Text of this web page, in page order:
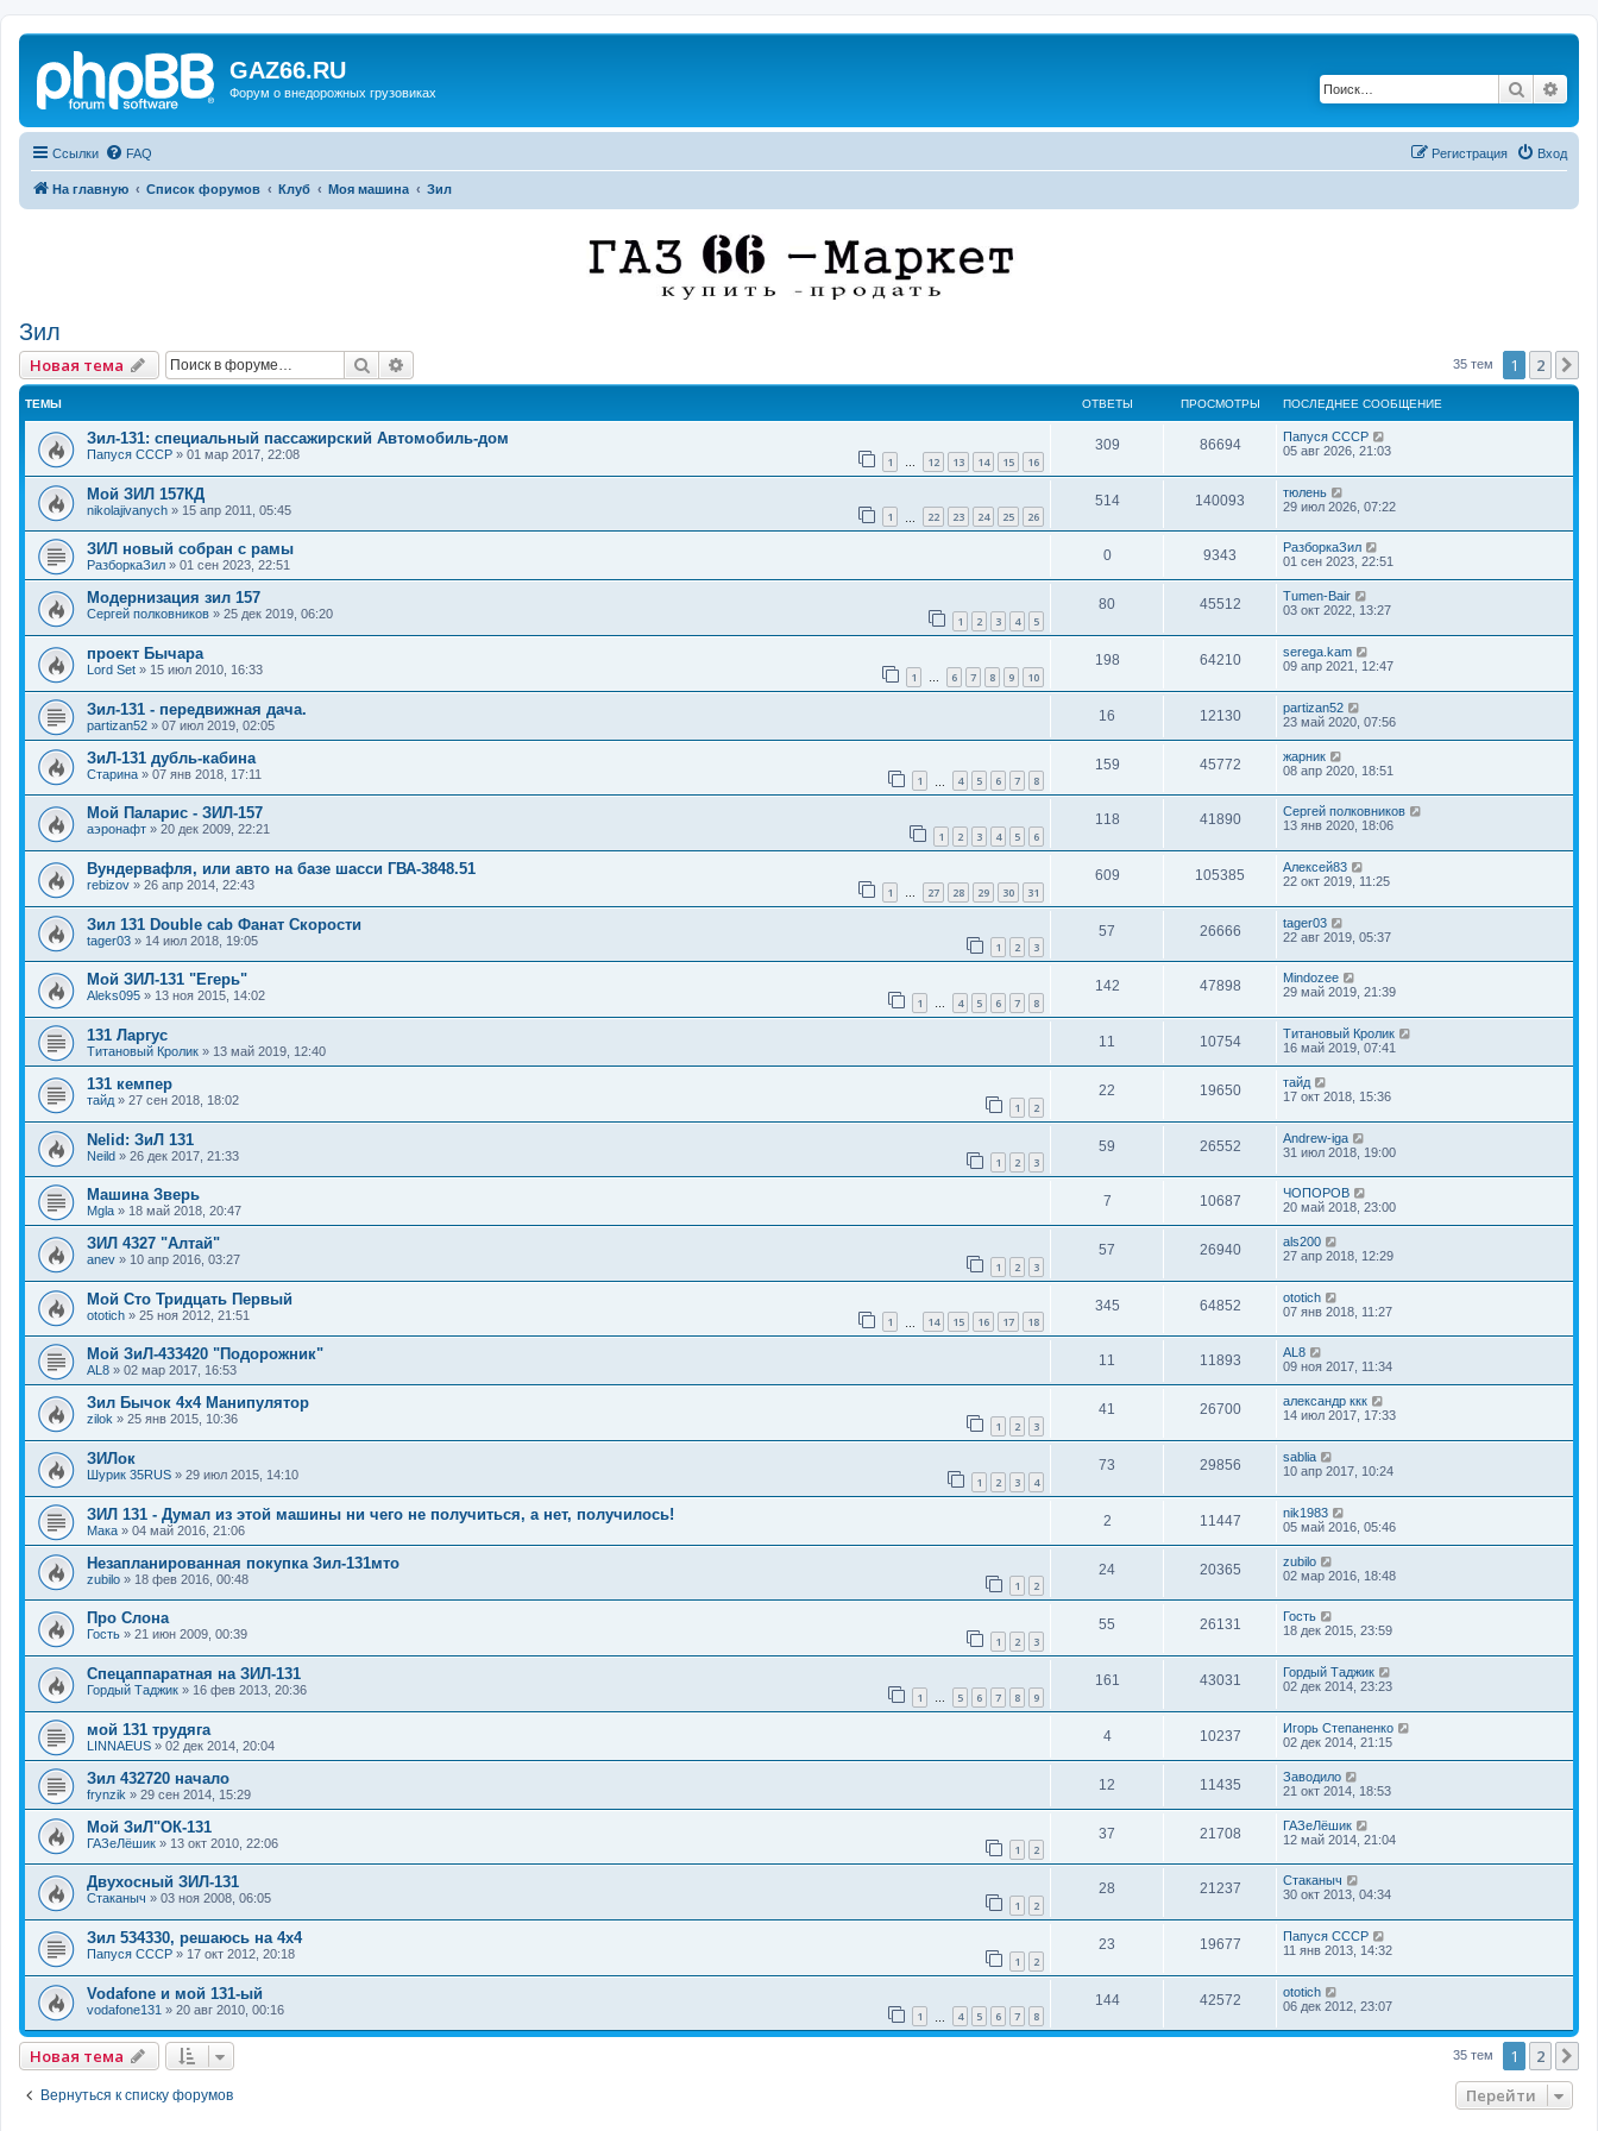
GAZ66.RU
Форум о внедорожных грузовиках Поиск
Ссылки FAQ Вход
Регистрация
На главную Список форумов Клуб Моя машина Зил
Зил
Новая тема Поиск 35 тем 1 2
ТЕМЫ ОТВЕТЫ ПРОСМОТРЫ ПОСЛЕДНЕЕ СООБЩЕНИЕ
Зил-131: специальный пассажирский Автомобиль-дом
Папуся СССР » 01 мар 2017, 22:08 1 … 12 13 14 15 16
309 86694
Папуся СССР
05 авг 2026, 21:03
Мой ЗИЛ 157КД
nikolajivanych » 15 апр 2011, 05:45 1 22 23 24 25 26
514 140093
тюлень
29 июл 2026, 07:22
ЗИЛ новый собран с рамы
РазборкаЗил » 01 сен 2023, 22:51
0 9343
РазборкаЗил
01 сен 2023, 22:51
Модернизация зил 157
Сергей полковников » 25 дек 2019, 06:20 1 2 3 4 5
80 45512
Tumen-Bair
03 окт 2022, 13:27
проект Бычара
Lord Set » 15 июл 2010, 16:33 1 … 6 7 8 9 10
198 64210
serega.kam
09 апр 2021, 12:47
Зил-131 - передвижная дача.
partizan52 » 07 июл 2019, 02:05
16 12130
partizan52
23 май 2020, 07:56
ЗиЛ-131 дубль-кабина
Старина » 07 янв 2018, 17:11 1 4 5 6 7 8
159 45772
жарник
08 апр 2020, 18:51
Мой Паларис - ЗИЛ-157
аэронафт » 20 дек 2009, 22:21 1 2 3 4 5 6
118 41890
Сергей полковников
13 янв 2020, 18:06
Вундервафля, или авто на базе шасси ГВА-3848.51
rebizov » 26 апр 2014, 22:43 1 … 27 28 29 30 31
609 105385
Алексей83
22 окт 2019, 11:25
Зил 131 Double cab Фанат Скорости
tager03 » 14 июл 2018, 19:05 1 2 3
57 26666
tager03
22 авг 2019, 05:37
Мой ЗИЛ-131 "Егерь"
Aleks095 » 13 ноя 2015, 14:02 1 … 4 5 6 7 8
142 47898
Mindozee
29 май 2019, 21:39
131 Ларгус
Титановый Кролик » 13 май 2019, 12:40
11 10754
Титановый Кролик
16 май 2019, 07:41
131 кемпер
тайд » 27 сен 2018, 18:02 1 2
22 19650
тайд
17 окт 2018, 15:36
Nelid: ЗиЛ 131
Neild » 26 дек 2017, 21:33 1 2 3
59 26552
Andrew-iga
31 июл 2018, 19:00
Машина Зверь
Mgla » 18 май 2018, 20:47
7 10687
ЧОПОРОВ
20 май 2018, 23:00
ЗИЛ 4327 "Алтай"
anev » 10 апр 2016, 03:27 1 2 3
57 26940
als200
27 апр 2018, 12:29
Мой Сто Тридцать Первый
ototich » 25 ноя 2012, 21:51 1 14 15 16 17 18
345 64852
ototich
07 янв 2018, 11:27
Мой ЗиЛ-433420 "Подорожник"
AL8 » 02 мар 2017, 16:53
11 11893
AL8
09 ноя 2017, 11:34
Зил Бычок 4х4 Манипулятор
zilok » 25 янв 2015, 10:36 1 2 3
41 26700
александр ккк
14 июл 2017, 17:33
ЗИЛок
Шурик 35RUS » 29 июл 2015, 14:10 1 2 3 4
73 29856
sablia
10 апр 2017, 10:24
ЗИЛ 131 - Думал из этой машины ни чего не получиться, а нет, получилось!
Мака » 04 май 2016, 21:06
2 11447
nik1983
05 май 2016, 05:46
Незапланированная покупка Зил-131мто
zubilo » 18 фев 2016, 00:48 1 2
24 20365
zubilo
02 мар 2016, 18:48
Про Слона
Гость » 21 июн 2009, 00:39 1 2 3
55 26131
Гость
18 дек 2015, 23:59
Спецаппаратная на ЗИЛ-131
Гордый Таджик » 16 фев 2013, 20:36 1 … 5 6 7 8 9
161 43031
Гордый Таджик
02 дек 2014, 23:23
мой 131 трудяга
LINNAEUS » 02 дек 2014, 20:04
4 10237
Игорь Степаненко
02 дек 2014, 21:15
Зил 432720 начало
frynzik » 29 сен 2014, 15:29
12 11435
Заводило
21 окт 2014, 18:53
Мой ЗиЛ"ОК-131
ГАЗеЛёшик » 13 окт 2010, 22:06 1 2
37 21708
ГАЗеЛёшик
12 май 2014, 21:04
Двухосный ЗИЛ-131
Стаканыч » 03 ноя 2008, 06:05 1 2
28 21237
Стаканыч
30 окт 2013, 04:34
Зил 534330, решаюсь на 4х4
Папуся СССР » 17 окт 2012, 20:18 1 2
23 19677
Папуся СССР
11 янв 2013, 14:32
Vodafone и мой 131-ый
vodafone131 » 20 авг 2010, 00:16 1 4 5 6 7 8
144 42572
ototich
06 дек 2012, 23:07
Новая тема 35 тем 1 2
Вернуться к списку форумов Перейти